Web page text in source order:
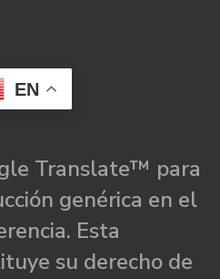
EN
Translate™ para
genérica en el
Esta
su derecho de